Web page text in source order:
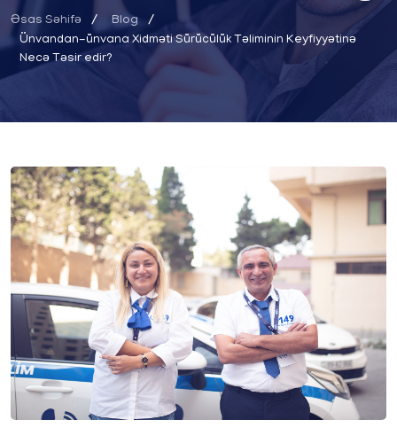
Əsas Səhifə
Blog
Ünvandan-ünvana Xidməti Sürücülük Təliminin Keyfiyyətinə
Necə Təsir edir?